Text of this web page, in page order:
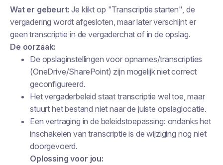
Wat er gebeurt: Je klikt op "Transcriptie starten", de
vergadering wordt afgesloten, maar later verschijnt er
geen transcriptie in de vergaderchat of in de opslag.
De oorzaak:
De opslaginstellingen voor opnames/transcripties
(OneDrive/SharePoint) zijn mogelijk niet correct
geconfigureerd.
Het vergaderbeleid staat transcriptie wel toe, maar
stuurt het bestand niet naar de juiste opslaglocatie.
Een vertraging in de beleidstoepassing: ondanks het
inschakelen van transcriptie is de wijziging nog niet
doorgevoerd.
Oplossing voor jou: